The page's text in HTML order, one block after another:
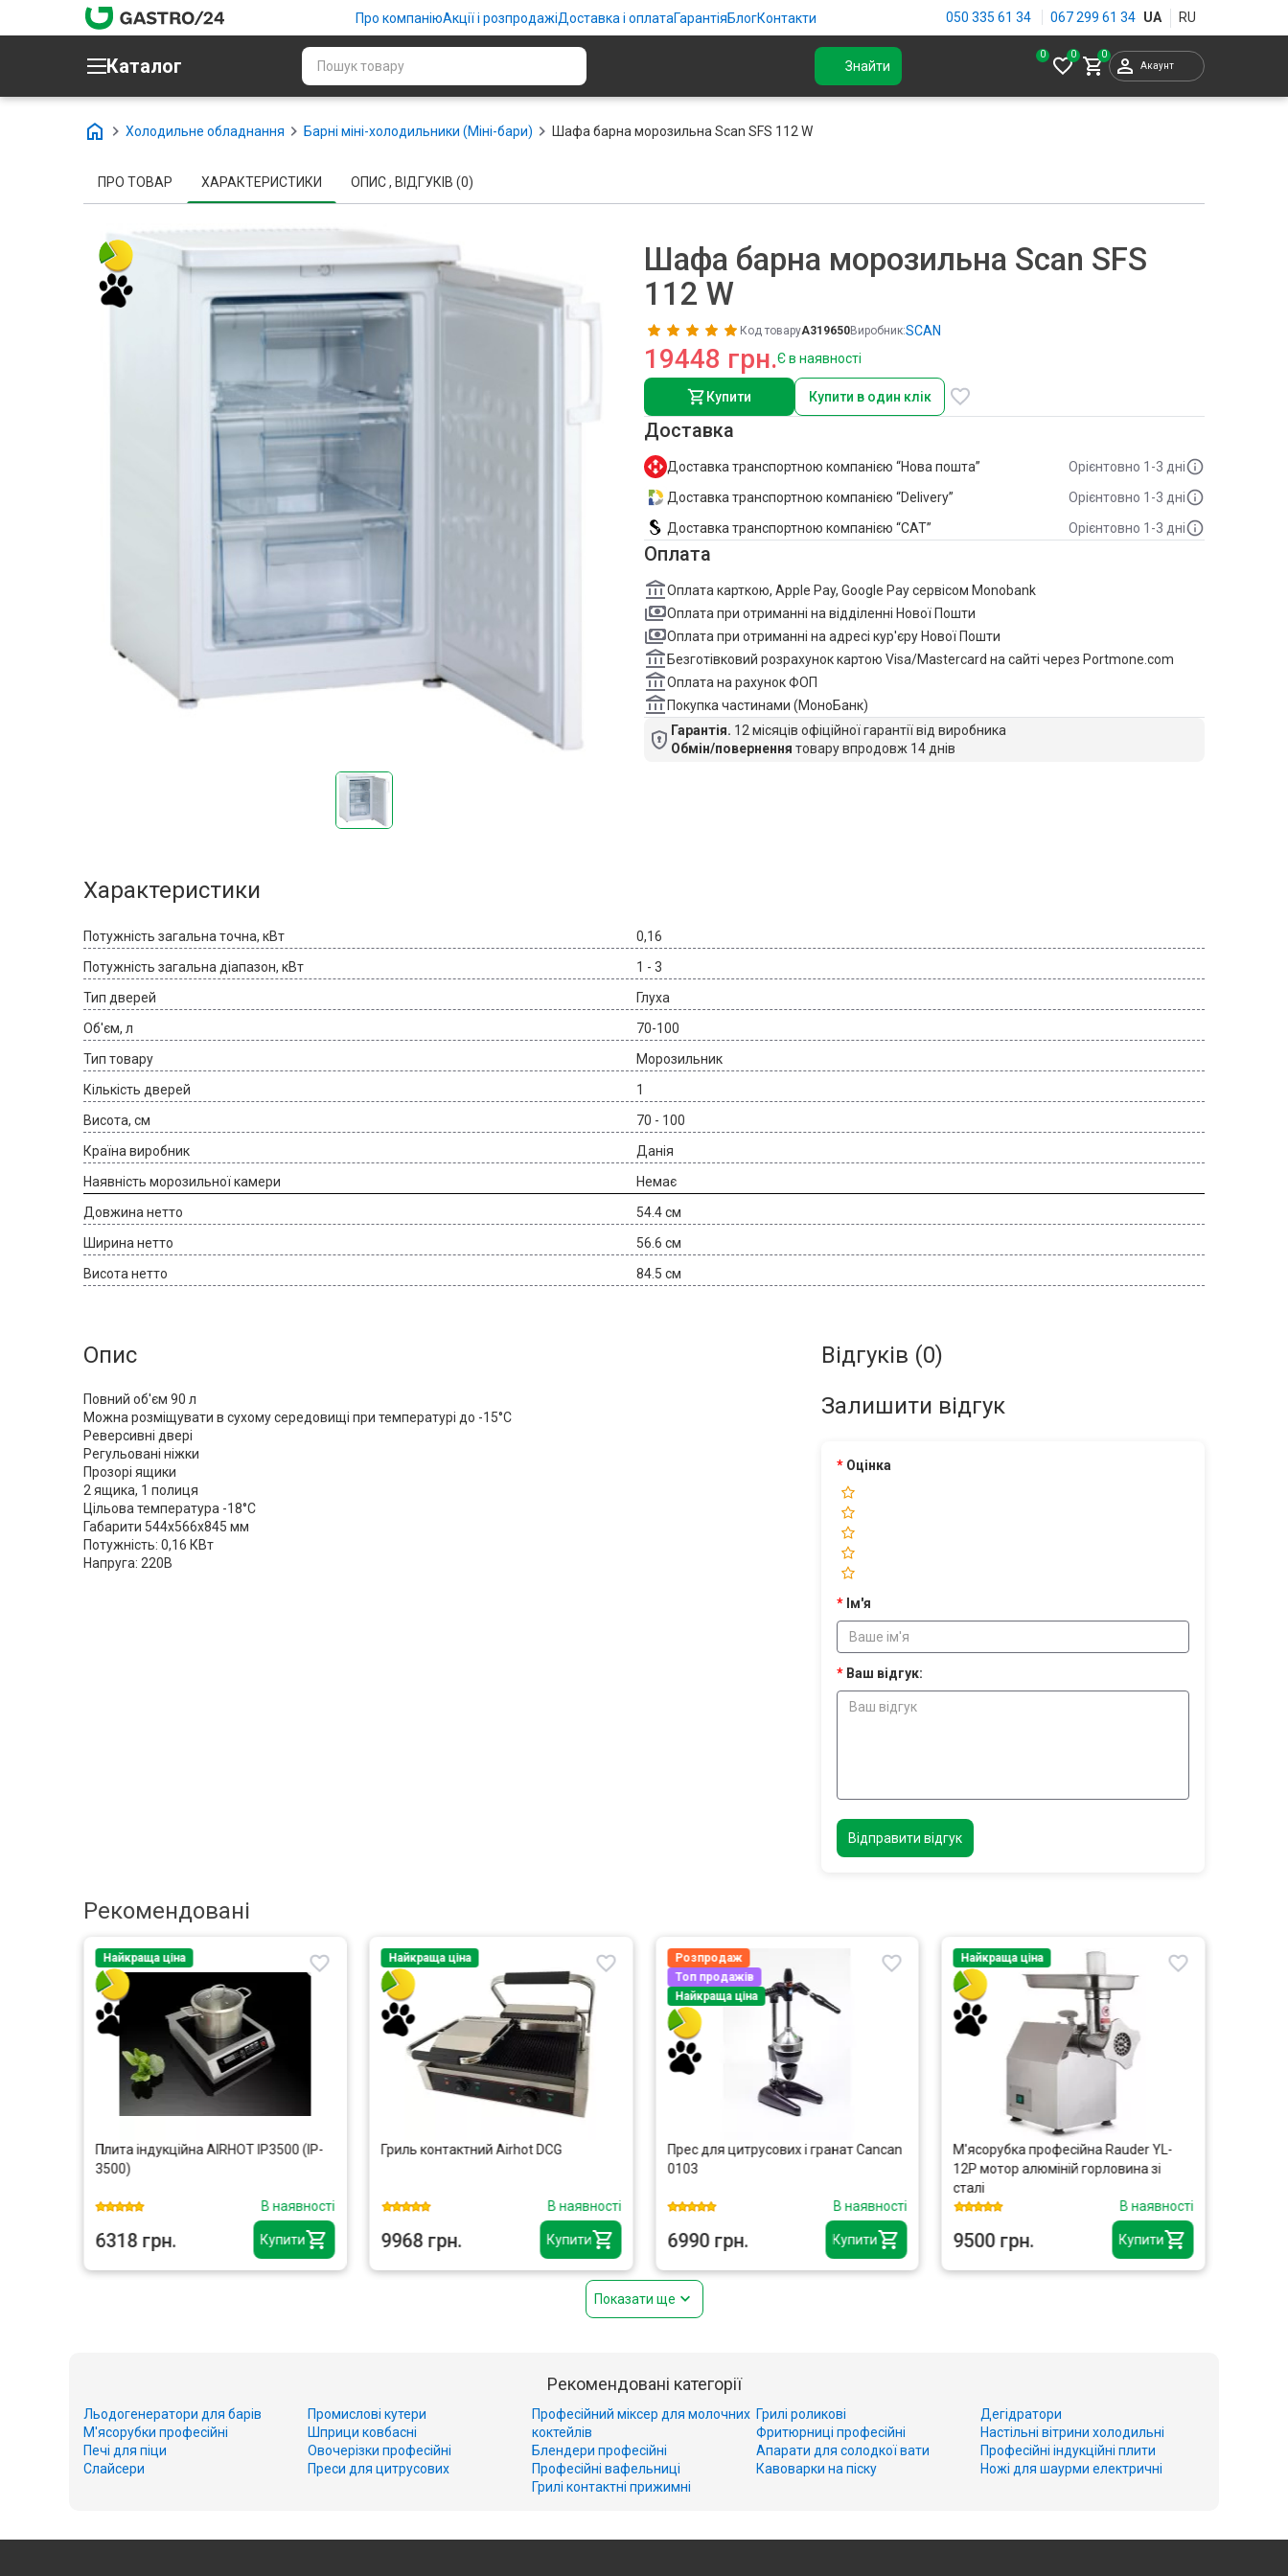
Про компаніюАкції і розпродажіДоставка і оплатаГарантіяБлогКонтакти 050 335 61 34 067 299 61 34
Каталог Знайти
0
Акаунт
Холодильне обладнання Барні міні-холодильники (Міні-бари) Шафа барна морозильна Scan SFS 112 W
ПРО ТОВАР ХАРАКТЕРИСТИКИ ОПИС , ВІДГУКІВ (0)
Шафа барна морозильна Scan SFS
112 W
Код товаруA319650Виробник:SCAN
19448 грн.Є в наявності
Купити Купити в один клік
Доставка
Доставка транспортною компанією “Нова пошта”
Орієнтовно 1-3 дні
Доставка транспортною компанією “Delivery”
Орієнтовно 1-3 дні
Доставка транспортною компанією “САТ”
Орієнтовно 1-3 дні
Оплата
Оплата карткою, Apple Pay, Google Pay сервісом Monobank
Оплата при отриманні на відділенні Нової Пошти
Оплата при отриманні на адресі кур'єру Нової Пошти
Безготівковий розрахунок картою Visa/Mastercard на сайті через Portmone.com
Оплата на рахунок ФОП
Покупка частинами (МоноБанк)
Гарантія. 12 місяців офіційної гарантії від виробника
Обмін/повернення товару впродовж 14 днів
Характеристики
Потужність загальна точна, кВт
0,16
Потужність загальна діапазон, кВт
1 - 3
Тип дверей
Глуха
Об'єм, л
70-100
Тип товару
Морозильник
Кількість дверей
1
Висота, см
70 - 100
Країна виробник
Данія
Наявність морозильної камери
Немає
Довжина нетто
54.4 см
Ширина нетто
56.6 см
Висота нетто
84.5 см
Опис
Повний об'єм 90 л
Можна розміщувати в сухому середовищі при температурі до -15°C
Реверсивні двері
Регульовані ніжки
Прозорі ящики
2 ящика, 1 полиця
Цільова температура -18°C
Габарити 544х566х845 мм
Потужність: 0,16 КВт
Напруга: 220В
Відгуків (0)
Залишити відгук
Оцінка
Ім'я
Ваш відгук:
Відправити відгук
Рекомендовані
Купити
Найкраща ціна
Плита індукційна AIRHOT IP3500 (IP-
3500)
В наявності
6318 грн. Купити
Найкраща ціна
Гриль контактний Airhot DCG
В наявності
9968 грн. Купити
Розпродаж
Топ продажів
Найкраща ціна
Прес для цитрусових і гранат Cancan
0103
В наявності
6990 грн. Купити
Найкраща ціна
М'ясорубка професійна Rauder YL-
12P мотор алюміній горловина зі
сталі
В наявності
9500 грн.
Показати ще
Рекомендовані категорії
Льодогенератори для барів
М'ясорубки професійні
Печі для піци
Слайсери
Промислові кутери
Шприци ковбасні
Овочерізки професійні
Преси для цитрусових
Професійний міксер для молочних
коктейлів
Блендери професійні
Професійні вафельниці
Грилі контактні прижимні
Грилі роликові
Фритюрниці професійні
Апарати для солодкої вати
Кавоварки на піску
Дегідратори
Настільні вітрини холодильні
Професійні індукційні плити
Ножі для шаурми електричні